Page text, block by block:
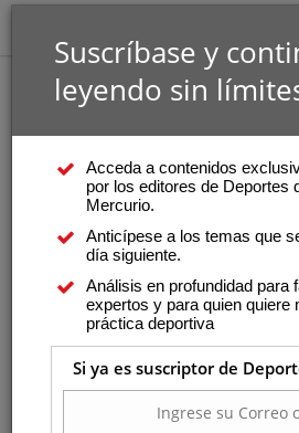
Suscríbase y
leyendo sin
Acceda a contenidos
por los editores de Deportes
Mercurio.
Anticípese a los temas que
día siguiente.
Análisis en profundidad para
expertos y para quien quiere
práctica deportiva
Si ya es suscriptor de